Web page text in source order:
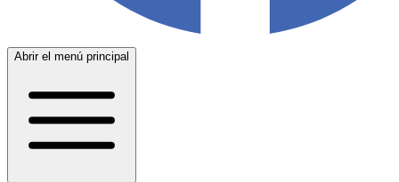
Abrir el menú principal